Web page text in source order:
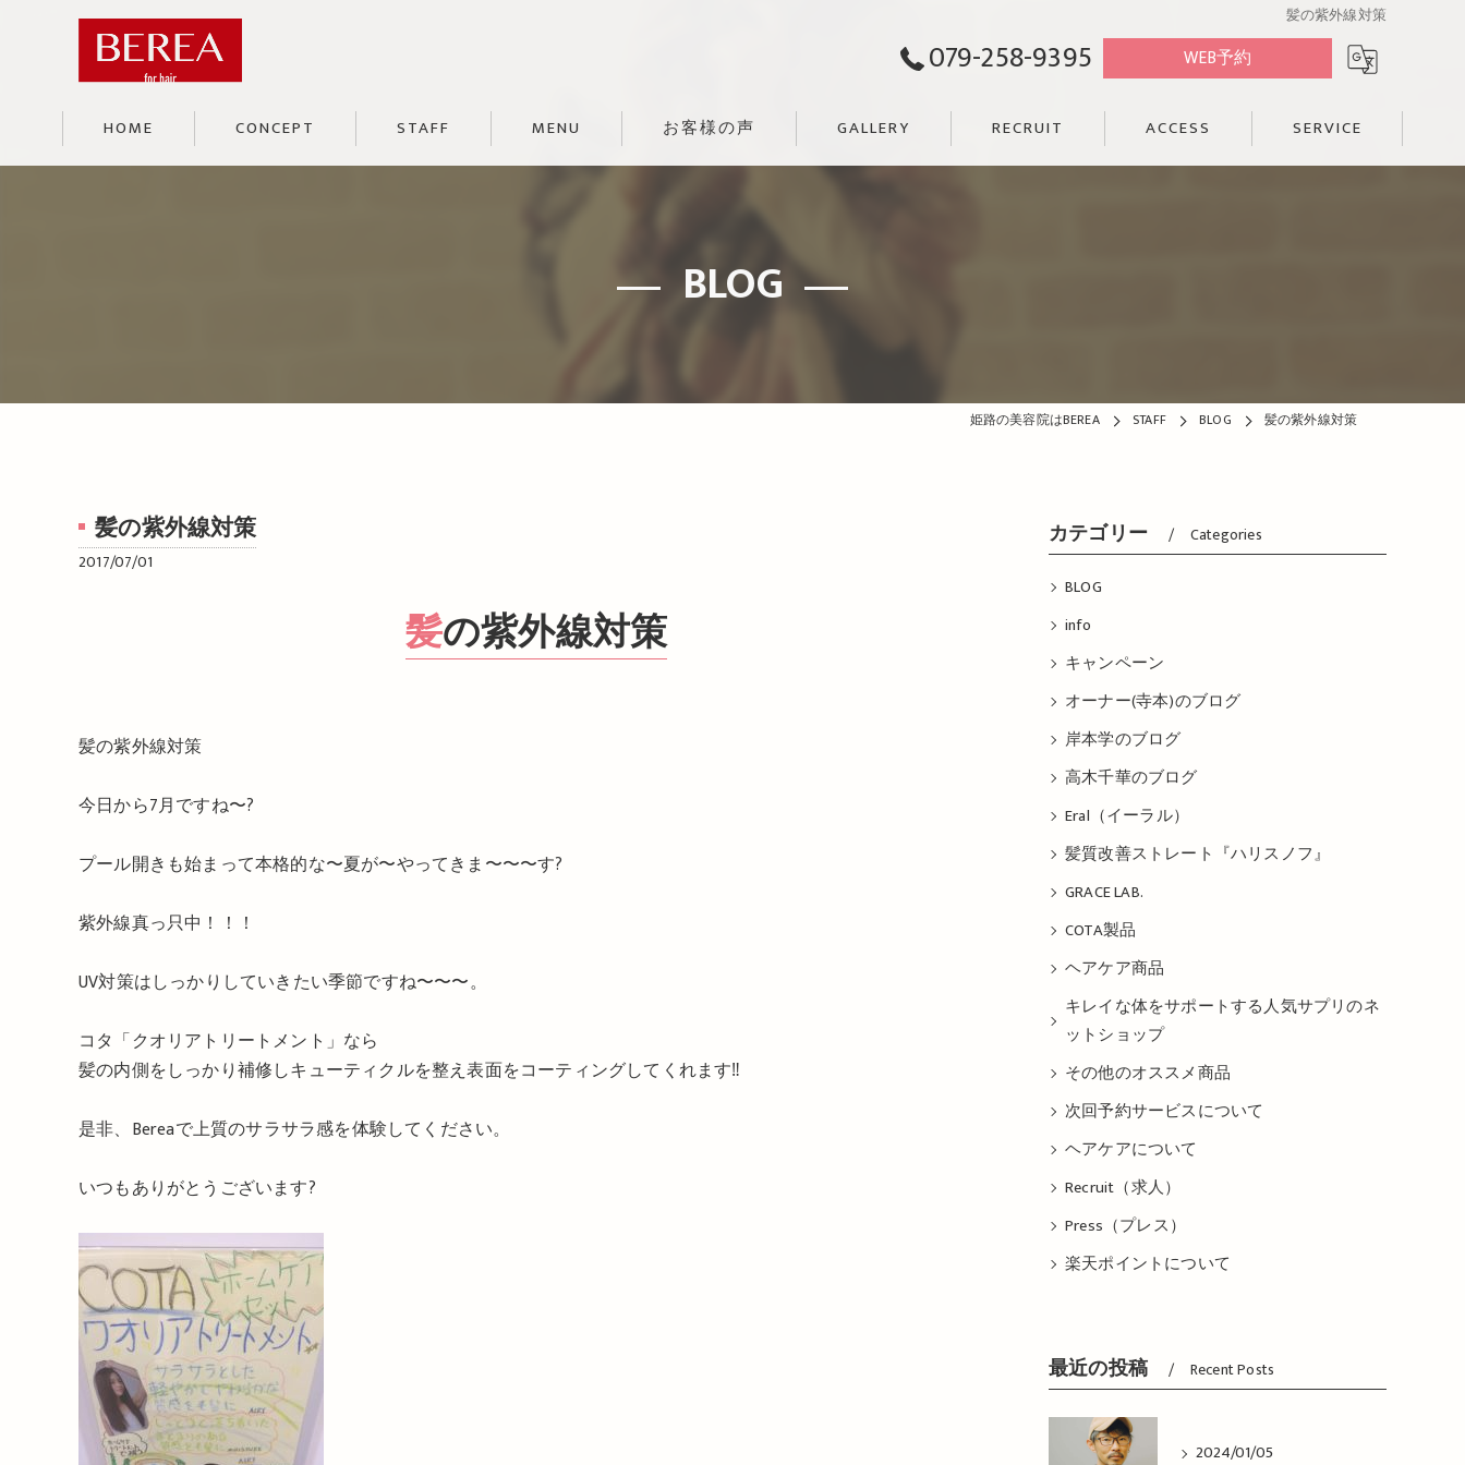
髪の紫外線対策
079-258-9395 WEB予約
HOME CONCEPT STAFF MENU お客様の声 GALLERY RECRUIT ACCESS SERVICE
BLOG
姫路の美容院はBEREA STAFF BLOG 髪の紫外線対策
髪の紫外線対策
2017/07/01
髪の紫外線対策
髪の紫外線対策
今日から7月ですね〜?
プール開きも始まって本格的な〜夏が〜やってきま〜〜〜す?
紫外線真っ只中！！！
UV対策はしっかりしていきたい季節ですね〜〜〜。
コタ「クオリアトリートメント」なら
髪の内側をしっかり補修しキューティクルを整え表面をコーティングしてくれます‼️
是非、Bereaで上質のサラサラ感を体験してください。
いつもありがとうございます?
カテゴリー Categories
BLOG
info
キャンペーン
オーナー(寺本)のブログ
岸本学のブログ
高木千華のブログ
Eral（イーラル）
髪質改善ストレート『ハリスノフ』
GRACE LAB.
COTA製品
ヘアケア商品
キレイな体をサポートする人気サプリのネ
ットショップ
その他のオススメ商品
次回予約サービスについて
ヘアケアについて
Recruit（求人）
Press（プレス）
楽天ポイントについて
最近の投稿 Recent Posts
2024/01/05